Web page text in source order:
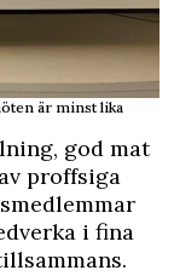
är minst lika
god mat
proffsiga
i fina